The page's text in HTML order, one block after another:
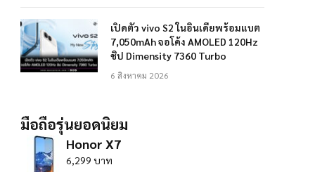
เปิดตัว vivo S2 ในอินเดียพร้อมแบต
7,050mAh จอโค้ง AMOLED 120Hz
ชิป Dimensity 7360 Turbo
6 สิงหาคม 2026
มือถือรุ่นยอดนิยม
Honor X7
6,299 บาท